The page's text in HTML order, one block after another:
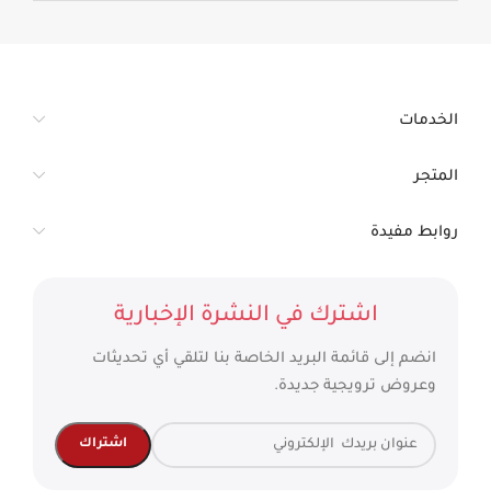
الخدمات
المتجر
روابط مفيدة
اشترك في النشرة الإخبارية
انضم إلى قائمة البريد الخاصة بنا لتلقي أي تحديثات
وعروض ترويجية جديدة.